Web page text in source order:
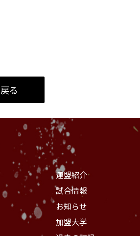
戻る
連盟紹介
試合情報
お知らせ
加盟大学